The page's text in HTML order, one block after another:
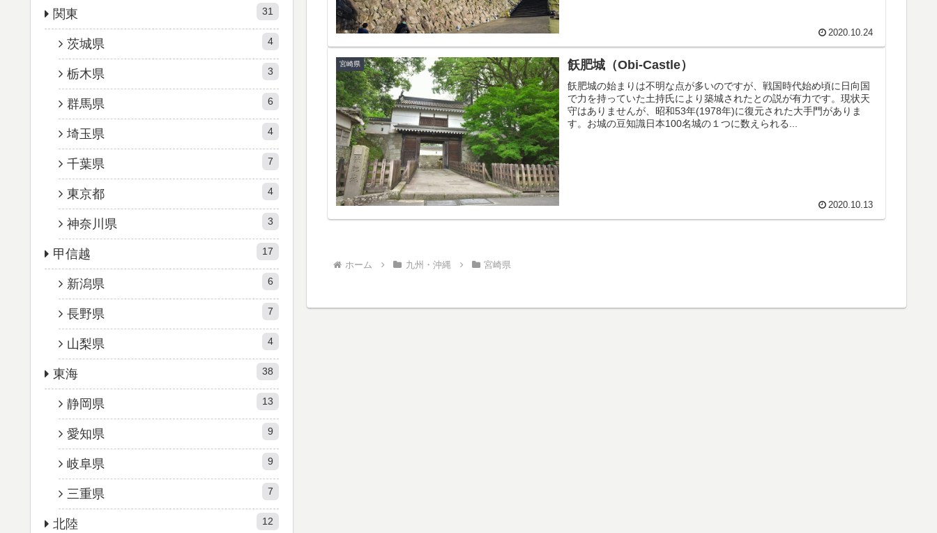
2020.10.24
宮崎県 飫肥城（Obi-Castle）
飫肥城の始まりは不明な点が多いのですが、戦国時代始め頃に日向国
で力を持っていた土持氏により築城されたとの説が有力です。現状天
守はありませんが、昭和53年(1978年)に復元された大手門がありま
す。お城の豆知識日本100名城の１つに数えられる...
2020.10.13
ホーム 九州・沖縄 宮崎県
関東 31
茨城県 4
栃木県 3
群馬県 6
埼玉県 4
千葉県 7
東京都 4
神奈川県 3
甲信越 17
新潟県 6
長野県 7
山梨県 4
東海 38
静岡県 13
愛知県 9
岐阜県 9
三重県 7
北陸 12